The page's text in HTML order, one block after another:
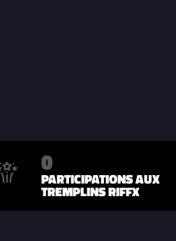
0
PARTICIPATIONS AUX
TREMPLINS RIFFX